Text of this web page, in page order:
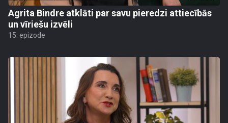
Agrita Bindre atklāti par savu pieredzi attiecībās
un vīriešu izvēli
15. epizode